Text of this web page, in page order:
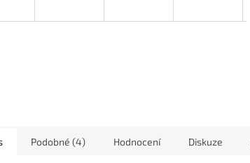
Podobné (4) Hodnocení Diskuze